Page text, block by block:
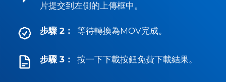
片提交到左側的上傳框中。
步驟 2： 等待轉換為MOV完成。
步驟 3： 按一下下載按鈕免費下載結果。